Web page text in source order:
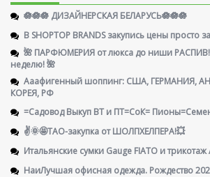
🪷🪷🪷 ДИЗАЙНЕРСКАЯ БЕЛАРУСЬ🪷🪷🪷
В SHOPTOP BRANDS закупись цены просто
🌺 ПАРФЮМЕРИЯ от люкса до ниши
неделю! 🌺
Ааафигенный шоппинг: США, ГЕРМАНИЯ,
КОРЕЯ, РФ
=Садовод Выкуп ВТ и ПТ=СоК=
✌️🌞🤩ТАО-закупка от ШОЛПХЕЛПЕРА!💥
Итальянские сумки Gauge FIATO и трикотаж
НаиЛучшая офисная одежда. Рождество